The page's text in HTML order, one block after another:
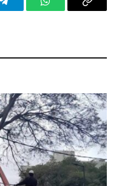
TelegramWhatsAppCopy